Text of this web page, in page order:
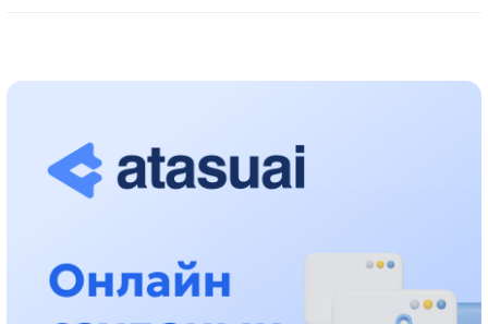
اسحات اسىلبەكوۆ: كۇشتى بيلىككە كۇشتى تۇلعالار كەرەك!
ابزال دوستيار: دۋمان مۇحامەتكارىمدى الماتى تۇرمەسىنە اۋىستىرۋى
مۇمكىن